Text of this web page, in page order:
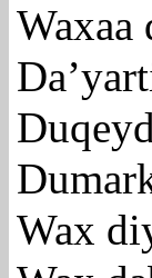
Waxaa
Wax